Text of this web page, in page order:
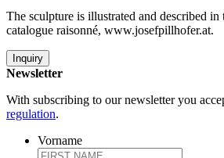
The sculpture is illustrated and described in
catalogue raisonné, www.josefpillhofer.at.
Inquiry
Newsletter
With subscribing to our newsletter you
regulation.
Vorname